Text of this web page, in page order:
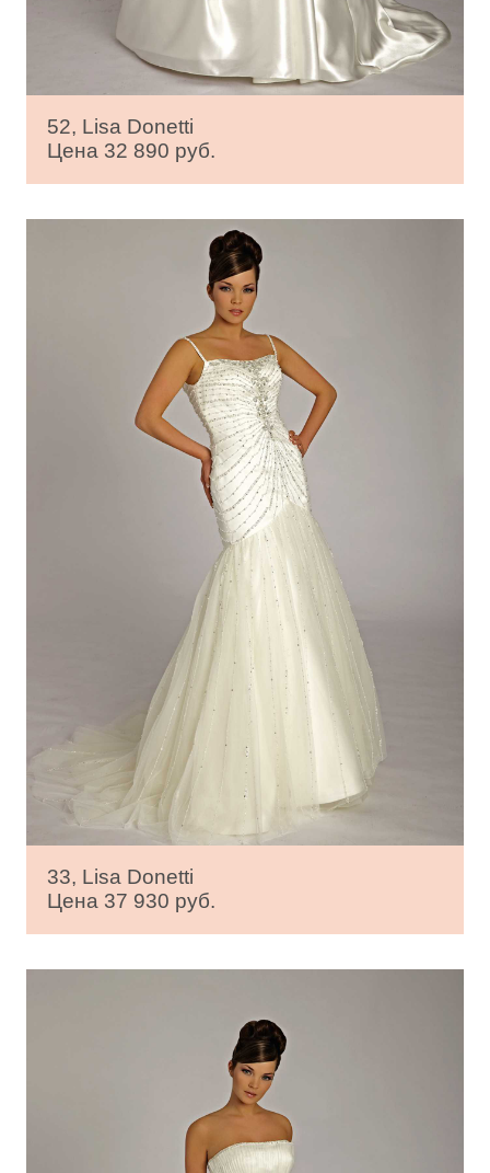
52, Lisa Donetti
Цена 32 890 руб.
33, Lisa Donetti
Цена 37 930 руб.